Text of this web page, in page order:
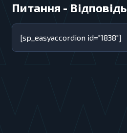
Питання - Відповідь
[sp_easyaccordion id="1838"]